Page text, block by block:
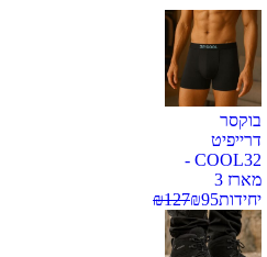
בוקסר
דרייפיט
COOL32 -
מארז 3
יחידות
₪95
₪127